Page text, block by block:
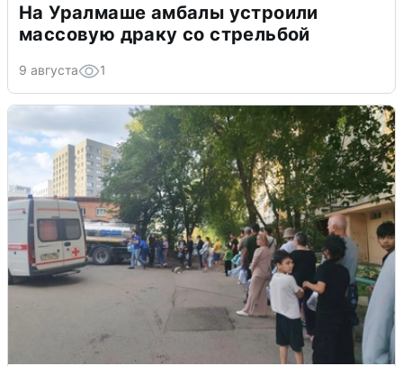
На Уралмаше амбалы устроили
массовую драку со стрельбой
9 августа 1